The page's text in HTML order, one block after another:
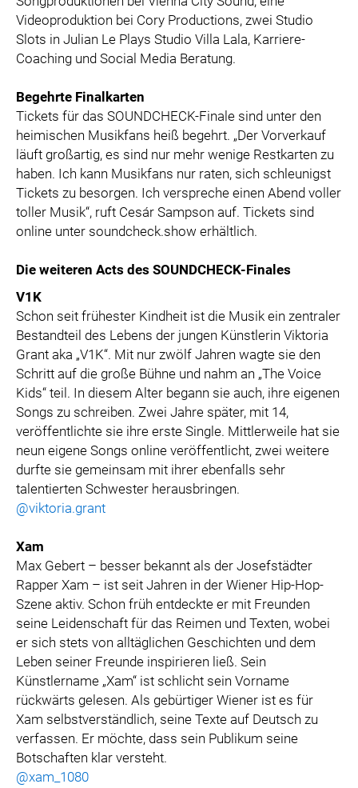
Videoproduktion bei Cory Productions, zwei Studio
Slots in Julian Le Plays Studio Villa Lala, Karriere-
Coaching und Social Media Beratung.
Begehrte Finalkarten
Tickets für das SOUNDCHECK-Finale sind unter den
heimischen Musikfans heiß begehrt. „Der Vorverkauf
läuft großartig, es sind nur mehr wenige Restkarten zu
haben. Ich kann Musikfans nur raten, sich schleunigst
Tickets zu besorgen. Ich verspreche einen Abend voller
toller Musik“, ruft Cesár Sampson auf. Tickets sind
online unter soundcheck.show erhältlich.
Die weiteren Acts des SOUNDCHECK-Finales
V1K
Schon seit frühester Kindheit ist die Musik ein zentraler
Bestandteil des Lebens der jungen Künstlerin Viktoria
Grant aka „V1K“. Mit nur zwölf Jahren wagte sie den
Schritt auf die große Bühne und nahm an „The Voice
Kids“ teil. In diesem Alter begann sie auch, ihre eigenen
Songs zu schreiben. Zwei Jahre später, mit 14,
veröffentlichte sie ihre erste Single. Mittlerweile hat sie
neun eigene Songs online veröffentlicht, zwei weitere
durfte sie gemeinsam mit ihrer ebenfalls sehr
talentierten Schwester herausbringen.
@viktoria.grant
Xam
Max Gebert – besser bekannt als der Josefstädter
Rapper Xam – ist seit Jahren in der Wiener Hip-Hop-
Szene aktiv. Schon früh entdeckte er mit Freunden
seine Leidenschaft für das Reimen und Texten, wobei
er sich stets von alltäglichen Geschichten und dem
Leben seiner Freunde inspirieren ließ. Sein
Künstlername „Xam“ ist schlicht sein Vorname
rückwärts gelesen. Als gebürtiger Wiener ist es für
Xam selbstverständlich, seine Texte auf Deutsch zu
verfassen. Er möchte, dass sein Publikum seine
Botschaften klar versteht.
@xam_1080